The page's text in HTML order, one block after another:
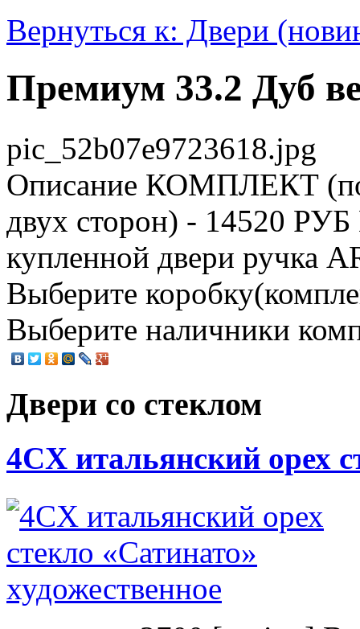
Вернуться к: Двери
Премиум 33.2 Дуб
pic_52b07e9723618.jpg
Описание КОМПЛЕКТ
двух сторон) - 14520
купленной двери ручка
Выберите
Выберите наличники
Двери со стеклом
4CХ итальянский орех